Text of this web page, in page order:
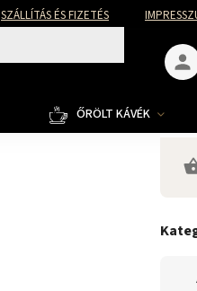
SZÁLLÍTÁS ÉS FIZETÉS
ŐRÖLT KÁVÉK